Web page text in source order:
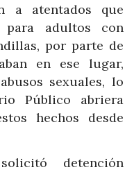
a atentados que
adultos con
por parte de
en ese lugar,
sexuales, lo
Público abriera
hechos desde
detención